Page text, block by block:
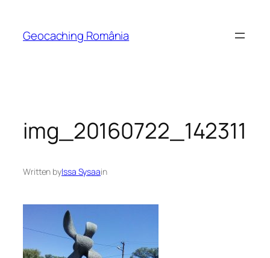
content
Geocaching România
img_20160722_142311
Written byIssa Sysaain